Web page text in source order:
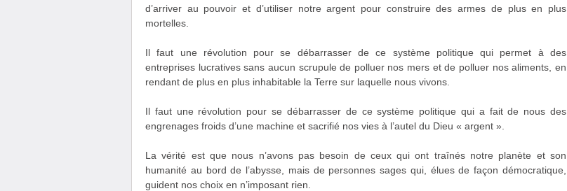
d’arriver au pouvoir et d’utiliser notre argent pour construire des armes de plus en plus
mortelles.
Il faut une révolution pour se débarrasser de ce système politique qui permet à des
entreprises lucratives sans aucun scrupule de polluer nos mers et de polluer nos aliments, en
rendant de plus en plus inhabitable la Terre sur laquelle nous vivons.
Il faut une révolution pour se débarrasser de ce système politique qui a fait de nous des
engrenages froids d’une machine et sacrifié nos vies à l’autel du Dieu « argent ».
La vérité est que nous n’avons pas besoin de ceux qui ont traînés notre planète et son
humanité au bord de l’abysse, mais de personnes sages qui, élues de façon démocratique,
guident nos choix en n’imposant rien.